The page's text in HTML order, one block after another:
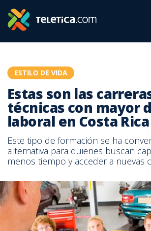
ESTILO DE VIDA
Estas son las
técnicas con mayor
laboral en Costa Rica
Este tipo de formación se ha
alternativa para quienes buscan
menos tiempo y acceder a nuevas